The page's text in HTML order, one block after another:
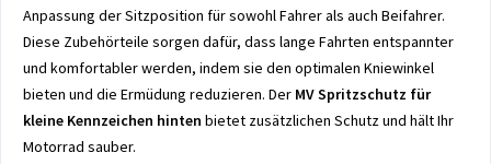
Anpassung der Sitzposition für sowohl Fahrer als auch Beifahrer.
Diese Zubehörteile sorgen dafür, dass lange Fahrten entspannter
und komfortabler werden, indem sie den optimalen Kniewinkel
bieten und die Ermüdung reduzieren. Der MV Spritzschutz für
kleine Kennzeichen hinten bietet zusätzlichen Schutz und hält Ihr
Motorrad sauber.